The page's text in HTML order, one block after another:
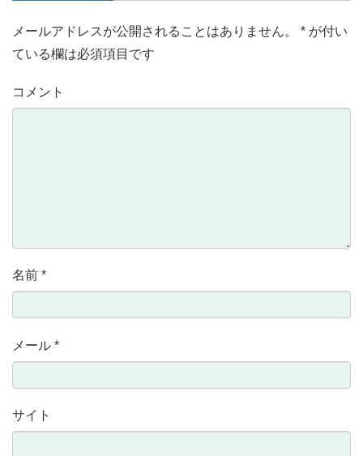
メールアドレスが公開されることはありません。 * が付い
ている欄は必須項目です
コメント
名前 *
メール *
サイト